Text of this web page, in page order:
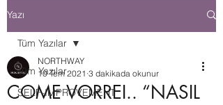
Yazı
Tüm Yazılar
SELF-IMPROVEMENT
Tüm Yazılar
COME VORREI.. “NASIL
NORTHWAY
10 Tem 2021 3 dakikada okunur